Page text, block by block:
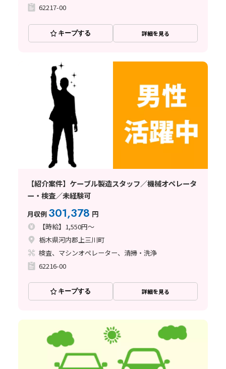
62217-00
キープする 詳細を見る
【紹介案件】ケーブル製造スタッフ／機械オペレータ
ー・検査／未経験可
月収例 301,378 円
【時給】1,550円～
栃木県河内郡上三川町
検査、マシンオペレーター、清掃・洗浄
62216-00
キープする 詳細を見る